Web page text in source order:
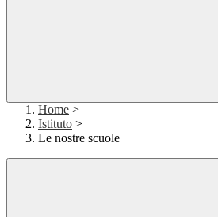
Home >
Istituto >
Le nostre scuole